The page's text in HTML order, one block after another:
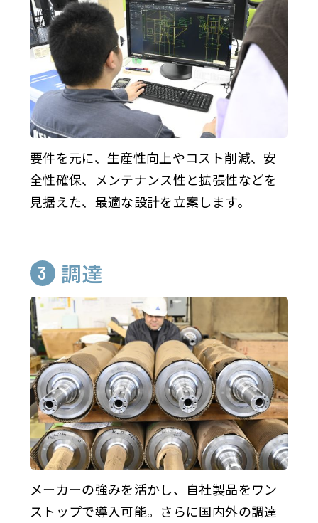
要件を元に、生産性向上やコスト削減、安
全性確保、メンテナンス性と拡張性などを
見据えた、最適な設計を立案します。
調達
メーカーの強みを活かし、自社製品をワン
ストップで導入可能。さらに国内外の調達